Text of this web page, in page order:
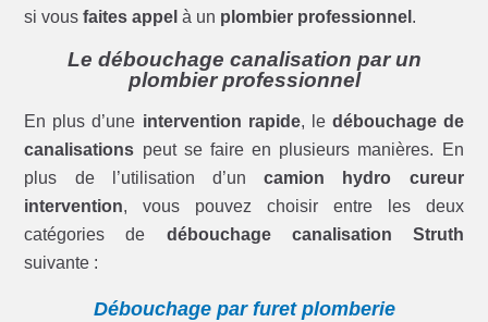
si vousfaites appel à un plombier professionnel .
Le débouchage canalisation par un
plombier professionnel
En plus d’une intervention rapide, le débouchage de
canalisations peut se faire en plusieurs manières. En
plus de l’utilisation d’uncamion hydro cureur
intervention, vous pouvez choisir entre les deux
catégories de débouchage canalisation Struth
suivante :
Débouchage par furet plomberie